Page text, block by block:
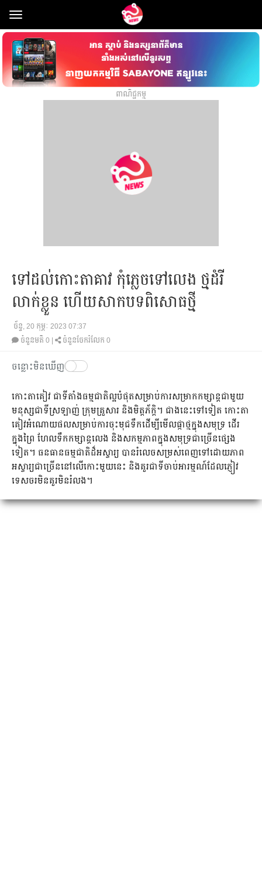
Toggle
navigation
ពាណិជ្ជកម្ម
ទៅដល់កោះតាគាវ កុំភ្លេចទៅលេង ថ្មដំរី
លាក់ខ្លួន ហើយសាកបទពិសោធថ្មី
ច័ន្ទ, 20 កុម្ភៈ 2023 07:37
ចំនួនមតិ 0 ចំនួនចែករំលែក 0
ចន្លោះមិនឃើញ
កោះ​តា​គៀវ ជាទី​តាំង​ធម្មជាតិ​ល្អ​បំផុត​សម្រាប់​ការ​សម្រាក​កម្សាន្ត​ជាមួយ​
មនុស្ស​ជាទី​ស្រឡាញ់ ក្រុម​គ្រួសារ និង​មិត្តភ័ក្ដិ។ ជាងនេះ​ទៅទៀត កោះ​តា​
គៀវ​អំណោយផល​​សម្រាប់​ការ​ចុះ​មុជទឹក​ដើម្បី​មើល​ផ្កាថ្ម​ក្នុង​សមុទ្រ ដើរ​
ក្នុង​ព្រៃ ហែល​ទឹក​កម្សាន្ត​លេង និង​សកម្មភាព​​ក្នុង​សមុទ្រ​ជាច្រើន​ផ្សេង
ទៀត។ ធនធានធម្មជាតិដ៏អស្ចារ្យ បានរំលេចសម្រស់ពេញទៅដោយភាព
អស្ចារ្យជាច្រើននៅលើកោះមួយនេះ និងគួរជាទីចាប់អារម្មណ៍ដែលភ្ញៀវ
ទេសចរមិនគួរមិនរំលង។